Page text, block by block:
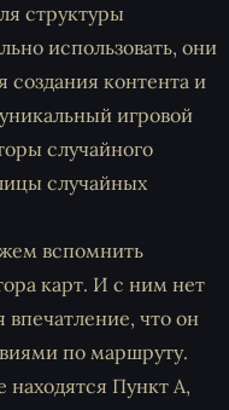
структуры
использовать, они
контента и
игровой
случайного
случайных
вспомнить
карт. И с ним нет
впечатление, что он
по маршруту.
Пункт А,